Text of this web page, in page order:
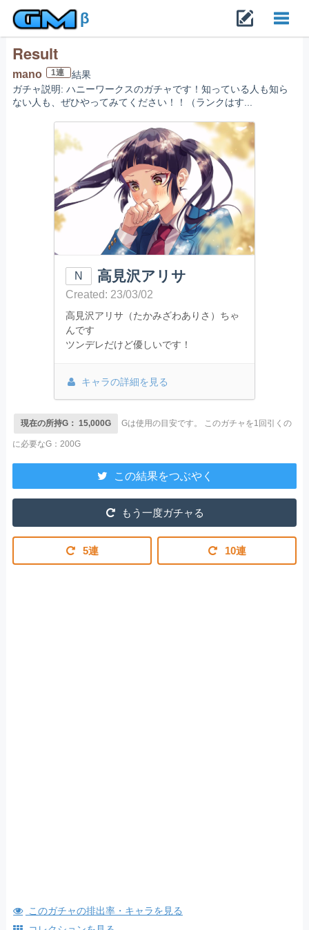
β
Result
mano 1連
結果
ガチャ説明: ハニーワークスのガチャです！知っている人も知ら
ない人も、ぜひやってみてください！！（ランクはす...
N 高見沢アリサ
Created: 23/03/02
高見沢アリサ（たかみざわありさ）ちゃ
んです
ツンデレだけど優しいです！
キャラの詳細を見る
現在の所持G： 15,000G Gは使用の目安です。 このガチャを1回引くの
に必要なG：200G
この結果をつぶやく
もう一度ガチャる
5連 10連
このガチャの排出率・キャラを見る